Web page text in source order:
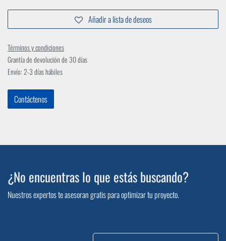
Añadir a lista de deseos
Términos y condiciones
Grantía de devolución de 30 días
Envío: 2-3 días hábiles
Contáctenos
¿No encuentras lo que estás buscando?
Nuestros expertos te asesoran gratis para optimizar tu proyecto.